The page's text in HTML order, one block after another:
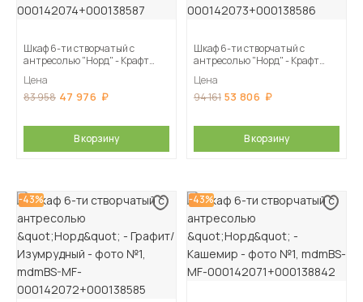
Шкаф 6-ти створчатый с
антресолью "Норд" - Крафт
Цена
83 958 47 976
В корзину
Шкаф 6-ти створчатый с
антресолью "Норд" - Крафт
Цена
94 161 53 806
В корзину
-43% -43%